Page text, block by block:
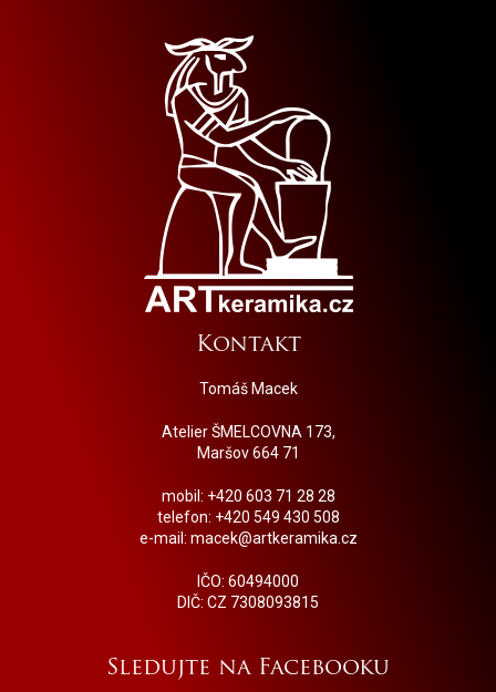
Kontakt
Tomáš Macek
Atelier ŠMELCOVNA 173,
Maršov 664 71
mobil: +420 603 71 28 28
telefon: +420 549 430 508
e-mail: macek@artkeramika.cz
IČO: 60494000
DIČ: CZ 7308093815
Sledujte na Facebooku